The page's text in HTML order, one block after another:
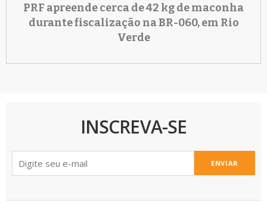
PRF apreende cerca de 42 kg de maconha
durante fiscalização na BR-060, em Rio
Verde
INSCREVA-SE
ENVIAR